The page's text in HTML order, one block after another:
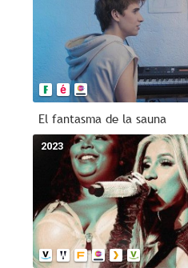
El fantasma de la sauna
2023